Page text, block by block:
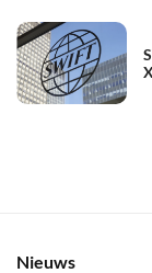
Nieuws